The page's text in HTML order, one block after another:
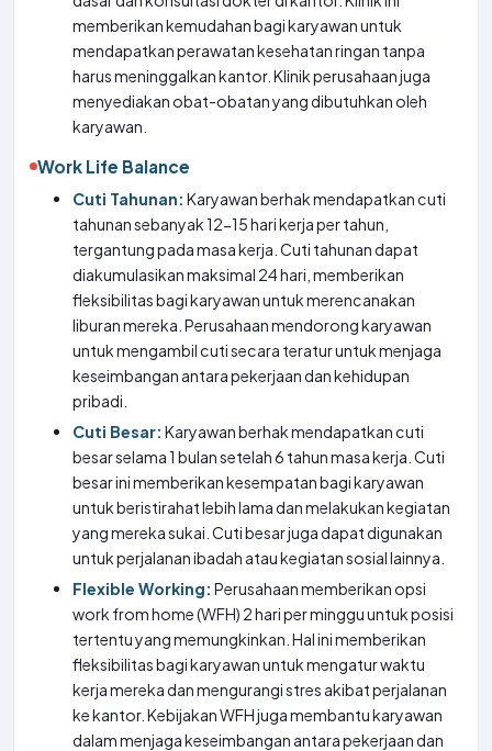
memberikan kemudahan bagi karyawan untuk
mendapatkan perawatan kesehatan ringan tanpa
harus meninggalkan kantor. Klinik perusahaan juga
menyediakan obat-obatan yang dibutuhkan oleh
karyawan.
Work Life Balance
Cuti Tahunan: Karyawan berhak mendapatkan cuti
tahunan sebanyak 12-15 hari kerja per tahun,
tergantung pada masa kerja. Cuti tahunan dapat
diakumulasikan maksimal 24 hari, memberikan
fleksibilitas bagi karyawan untuk merencanakan
liburan mereka. Perusahaan mendorong karyawan
untuk mengambil cuti secara teratur untuk menjaga
keseimbangan antara pekerjaan dan kehidupan
pribadi.
Cuti Besar: Karyawan berhak mendapatkan cuti
besar selama 1 bulan setelah 6 tahun masa kerja. Cuti
besar ini memberikan kesempatan bagi karyawan
untuk beristirahat lebih lama dan melakukan kegiatan
yang mereka sukai. Cuti besar juga dapat digunakan
untuk perjalanan ibadah atau kegiatan sosial lainnya.
Flexible Working: Perusahaan memberikan opsi
work from home (WFH) 2 hari per minggu untuk posisi
tertentu yang memungkinkan. Hal ini memberikan
fleksibilitas bagi karyawan untuk mengatur waktu
kerja mereka dan mengurangi stres akibat perjalanan
ke kantor. Kebijakan WFH juga membantu karyawan
dalam menjaga keseimbangan antara pekerjaan dan